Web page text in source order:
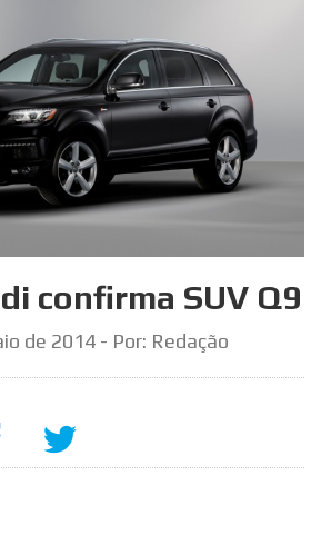
confirma SUV Q9
de 2014 - Por: Redação